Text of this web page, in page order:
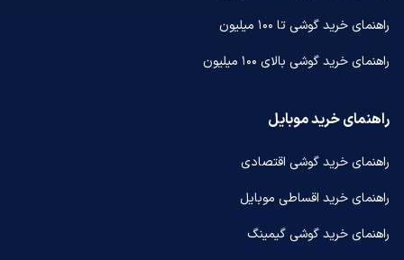
راهنمای خرید گوشی تا ۱۰۰ میلیون
راهنمای خرید گوشی بالای ۱۰۰ میلیون
راهنمای خرید موبایل
راهنمای خرید گوشی اقتصادی
راهنمای خرید اقساطی موبایل
راهنمای خرید گوشی گیمینگ